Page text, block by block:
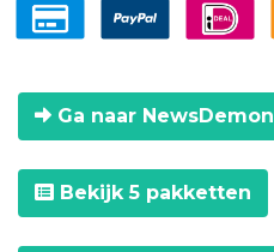
Ga naar NewsDemon
Bekijk 5 pakketten